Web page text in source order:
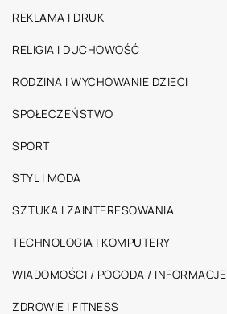
REKLAMA I DRUK
RELIGIA I DUCHOWOŚĆ
RODZINA I WYCHOWANIE DZIECI
SPOŁECZEŃSTWO
SPORT
STYL I MODA
SZTUKA I ZAINTERESOWANIA
TECHNOLOGIA I KOMPUTERY
WIADOMOŚCI / POGODA / INFORMACJE
ZDROWIE I FITNESS